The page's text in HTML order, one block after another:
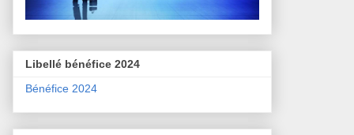
Libellé bénéfice 2024
Bénéfice 2024